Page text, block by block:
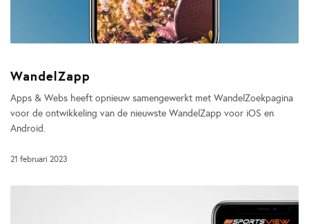
WandelZapp
Apps & Webs heeft opnieuw samengewerkt met WandelZoekpagina
voor de ontwikkeling van de nieuwste WandelZapp voor iOS en
Android.
21 februari 2023